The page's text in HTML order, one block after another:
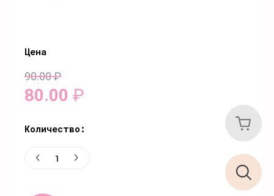
Цена
90.00₽
80.00 ₽
Количество: